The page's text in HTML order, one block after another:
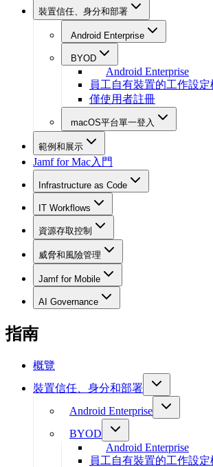
裝置信任、身分和部署
Android Enterprise
BYOD
Android Enterprise
員工自有裝置的工作設定
僅使用者註冊
macOS平台單一登入
範例和展示
Jamf for Mac入門
Infrastructure as Code
IT Workflows
資源存取控制
威脅和風險管理
Jamf for Mobile
AI Governance
指南
概覽
裝置信任、身分和部署
Android Enterprise
BYOD
Android Enterprise
員工自有裝置的工作設定